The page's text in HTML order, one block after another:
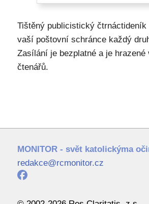
Tištěný publicistický čtrnáctideník
vaší poštovní schránce každý
Zasílání je bezplatné a je hrazené
čtenářů.
MONITOR - svět katolickýma
redakce@rcmonitor.cz